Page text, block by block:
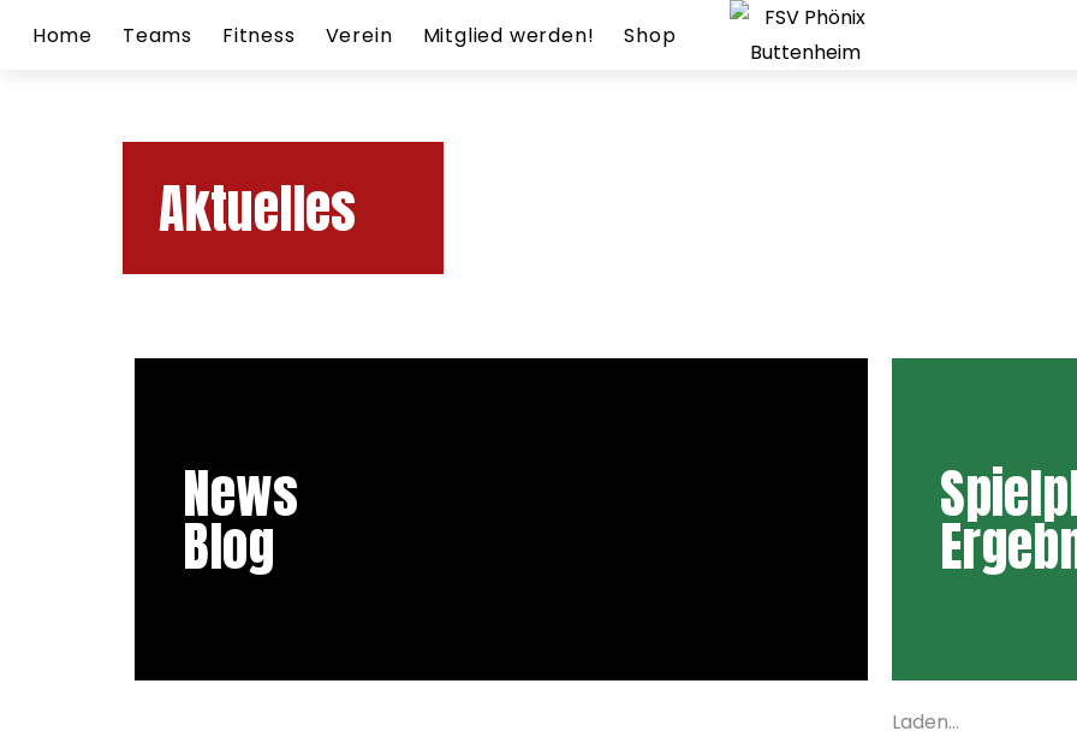
Home Teams Fitness Verein Mitglied werden! Shop
Aktuelles
News
Blog
Laden...